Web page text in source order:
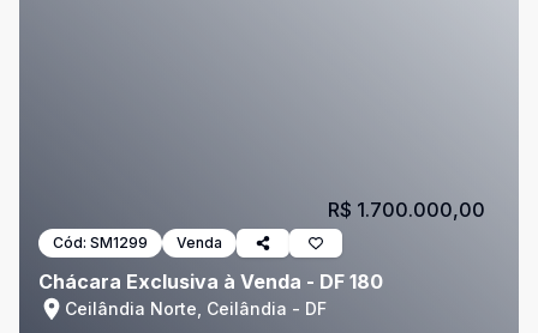
Cód: SM1299 Venda
Chácara Exclusiva à Venda - DF 180
Ceilândia Norte, Ceilândia - DF
R$ 1.700.000,00